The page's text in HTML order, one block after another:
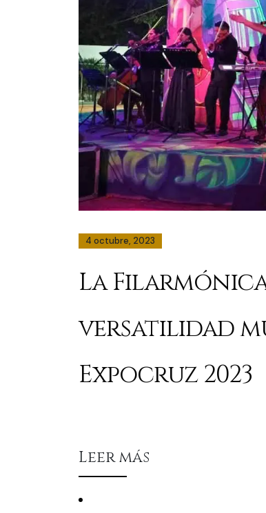
4 octubre, 2023
La
versatilidad
Expocruz 2023
Leer más